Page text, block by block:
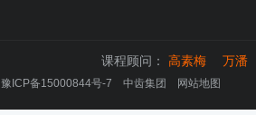
课程顾问： 高素梅 万潘
豫ICP备15000844号-7 中齿集团 网站地图